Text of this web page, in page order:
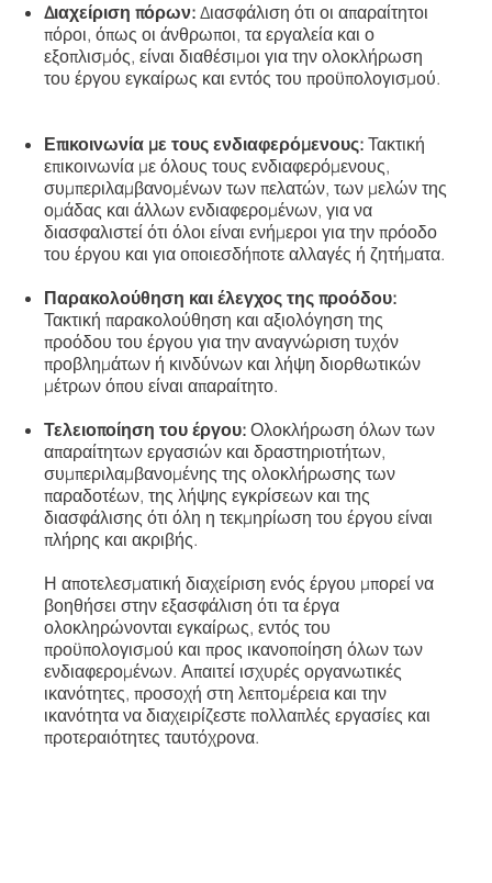
Διαχείριση πόρων: Διασφάλιση ότι οι απαραίτητοι
πόροι, όπως οι άνθρωποι, τα εργαλεία και ο
εξοπλισμός, είναι διαθέσιμοι για την ολοκλήρωση
του έργου εγκαίρως και εντός του προϋπολογισμού.
Επικοινωνία με τους ενδιαφερόμενους: Τακτική
επικοινωνία με όλους τους ενδιαφερόμενους,
συμπεριλαμβανομένων των πελατών, των μελών της
ομάδας και άλλων ενδιαφερομένων, για να
διασφαλιστεί ότι όλοι είναι ενήμεροι για την πρόοδο
του έργου και για οποιεσδήποτε αλλαγές ή ζητήματα.
Παρακολούθηση και έλεγχος της προόδου:
Τακτική παρακολούθηση και αξιολόγηση της
προόδου του έργου για την αναγνώριση τυχόν
προβλημάτων ή κινδύνων και λήψη διορθωτικών
μέτρων όπου είναι απαραίτητο.
Τελειοποίηση του έργου: Ολοκλήρωση όλων των
απαραίτητων εργασιών και δραστηριοτήτων,
συμπεριλαμβανομένης της ολοκλήρωσης των
παραδοτέων, της λήψης εγκρίσεων και της
διασφάλισης ότι όλη η τεκμηρίωση του έργου είναι
πλήρης και ακριβής.
Η αποτελεσματική διαχείριση ενός έργου μπορεί να
βοηθήσει στην εξασφάλιση ότι τα έργα
ολοκληρώνονται εγκαίρως, εντός του
προϋπολογισμού και προς ικανοποίηση όλων των
ενδιαφερομένων. Απαιτεί ισχυρές οργανωτικές
ικανότητες, προσοχή στη λεπτομέρεια και την
ικανότητα να διαχειρίζεστε πολλαπλές εργασίες και
προτεραιότητες ταυτόχρονα.